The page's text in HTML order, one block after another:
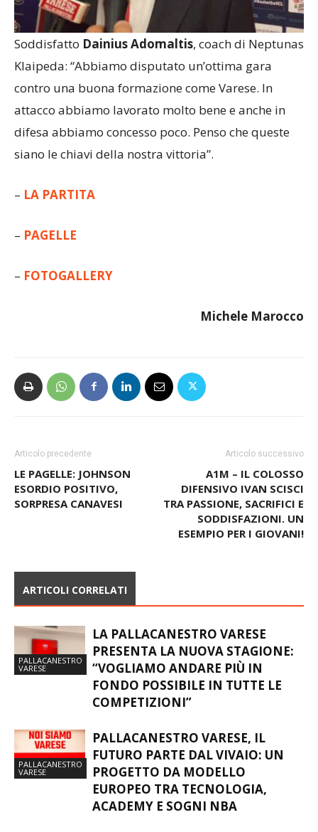
Soddisfatto Dainius Adomaltis, coach di Neptunas
Klaipeda: “Abbiamo disputato un’ottima gara
contro una buona formazione come Varese. In
attacco abbiamo lavorato molto bene e anche in
difesa abbiamo concesso poco. Penso che queste
siano le chiavi della nostra vittoria”.
– LA PARTITA
– PAGELLE
– FOTOGALLERY
Michele Marocco
Articolo precedente
LE PAGELLE: JOHNSON
ESORDIO POSITIVO,
SORPRESA CANAVESI
Articolo successivo
A1M – IL COLOSSO
DIFENSIVO IVAN SCISCI
TRA PASSIONE, SACRIFICI E
SODDISFAZIONI. UN
ESEMPIO PER I GIOVANI!
ARTICOLI CORRELATI
PALLACANESTRO
VARESE
LA PALLACANESTRO VARESE
PRESENTA LA NUOVA STAGIONE:
“VOGLIAMO ANDARE PIÙ IN
FONDO POSSIBILE IN TUTTE LE
COMPETIZIONI”
PALLACANESTRO
VARESE
PALLACANESTRO VARESE, IL
FUTURO PARTE DAL VIVAIO: UN
PROGETTO DA MODELLO
EUROPEO TRA TECNOLOGIA,
ACADEMY E SOGNI NBA